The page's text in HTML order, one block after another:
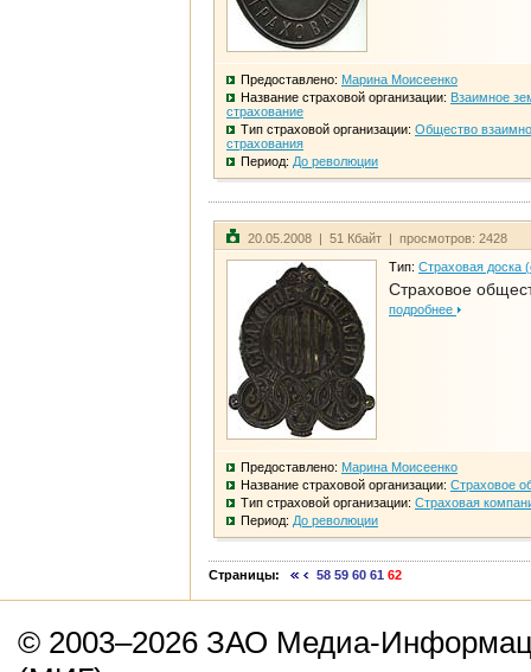
Предоставлено: Марина Моисеенко
Название страховой организации: Взаимное
страхование
Тип страховой организации: Общество
страхования
Период: До революции
20.05.2008 | 51 Кбайт | просмотров: 2428
Тип: Страховая доска
Страховое
подробнее
Предоставлено: Марина Моисеенко
Название страховой организации: Страховое
Тип страховой организации: Страховая
Период: До революции
Страницы: 58 59 60 61 62
© 2003–2026 ЗАО Медиа-